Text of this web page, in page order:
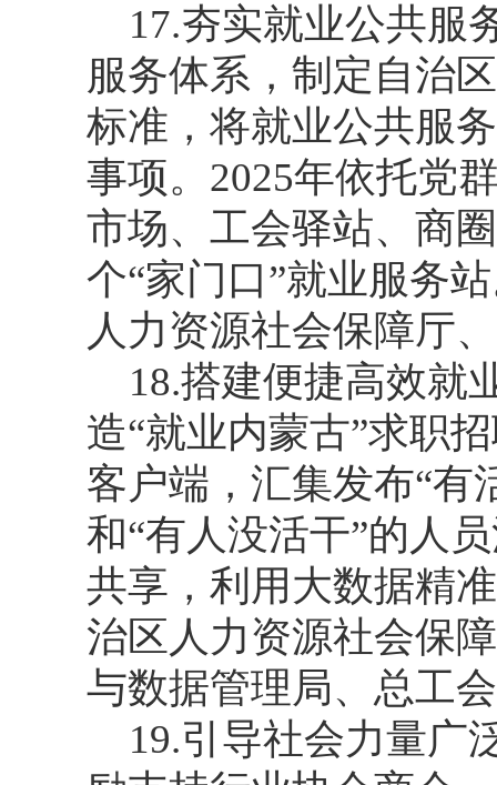
17.夯实就业公共服
服务体系，制定自治
标准，将就业公共服
事项。2025年依托党
市场、工会驿站、商
个“家门口”就业服务
人力资源社会保障厅
18.搭建便捷高效就
造“就业内蒙古”求职
客户端，汇集发布“有
和“有人没活干”的人
共享，利用大数据精
治区人力资源社会保
与数据管理局、总工
19.引导社会力量广